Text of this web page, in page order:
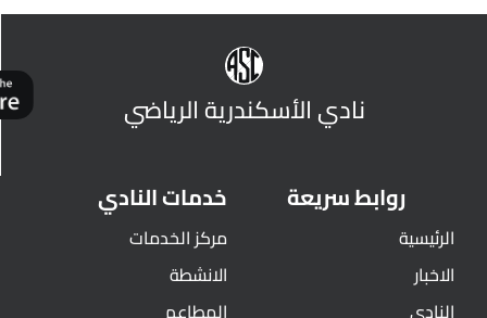
نادي الأسكندرية الرياضي
روابط سريعة
الرئيسية
الاخبار
النادي
خدمات النادي
مركز الخدمات
الانشطة
المطاعم